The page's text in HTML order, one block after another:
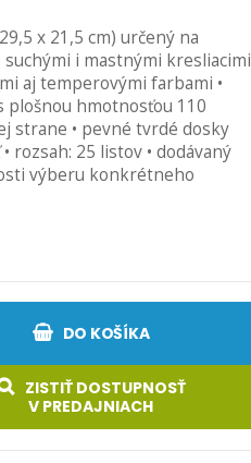
x 21,5 cm) určený na
i mastnými kresliacimi
aj temperovými farbami •
hmotnosťou 110
strane • pevné tvrdé dosky
rozsah: 25 listov • dodávaný
výberu konkrétneho
DO KOŠÍKA
ZISTIŤ DOSTUPNOSŤ
V PREDAJNIACH